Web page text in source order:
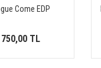
Come EDP
750,00 TL